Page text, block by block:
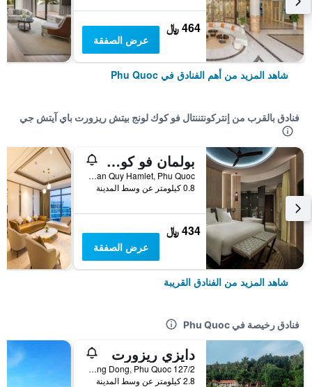
464 ﷼
عرض الصفقة
شاهد المزيد من أهم الفنادق في Phu Quoc
فنادق بالقرب من إنتركونتننتال فو كوك لونج بيتش ريزورت باي آيتش جي
بولمان فو كوك بيتش ريزورت
Group 6 Ban Quy Hamlet, Phu Quoc, فيتنام
0.8 كيلومتر عن وسط المدينة
434 ﷼
عرض الصفقة
شاهد المزيد من الفنادق القريبة
فنادق رخيصة في Phu Quoc
دايزي ريزورت
127/2 Tran Hung Dao, TT. Duong Dong, Phu Quoc, فيتنام
2.8 كيلومتر عن وسط المدينة